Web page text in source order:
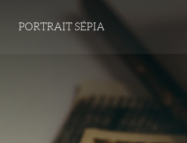
PORTRAIT SÉPIA